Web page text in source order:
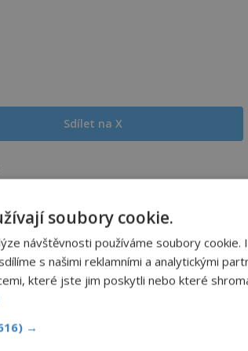
Sdílet na X
vnímáním?
Richard Dreyfuss a
Grohl: Jaké mají
zážitky?
soubory cookie.
návštěvnosti používáme soubory cookie.
s našimi reklamními a analytickými
které jste jim poskytli nebo které
→